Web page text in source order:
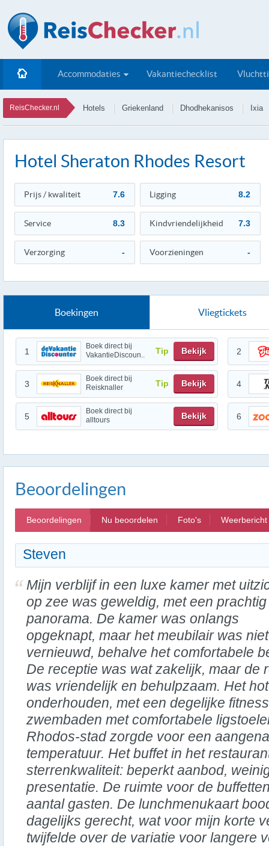
Accommodaties Vakantiechecklist
ReisChecker.nl Hotels Griekenland Dhodhekanisos Ixia
Hotel Sheraton Rhodes Resort
Prijs / kwaliteit 7.6 Ligging 8.2
Service 8.3 Kindvriendelijkheid 7.3
Verzorging - Voorzieningen -
Boekingen Vliegtickets
1
Boek direct bij
VakantieDiscoun..
Tip Bekijk 2
3
Boek direct bij
Reisknaller
Tip Bekijk 4
5
Boek direct bij
alltours
Bekijk 6
Beoordelingen
Beoordelingen Nu beoordelen Foto's Weerbericht
Steven
Mijn verblijf in een luxe kamer met
op zee was geweldig, met een prachtig
panorama. De kamer was onlangs
opgeknapt, maar het meubilair was niet
vernieuwd, behalve het comfortabele
De receptie was wat zakelijk, maar de
was vriendelijk en behulpzaam. Het
onderhouden, met een degelijke
zwembaden met comfortabele
Rhodos-stad zorgde voor een
temperatuur. Het buffet in het
sterrenkwaliteit: beperkt aanbod,
presentatie. De ruimte voor de
aantal gasten. De lunchmenukaart
dagelijks gerecht, wat voor mijn korte
twijfelde over de variatie voor langere